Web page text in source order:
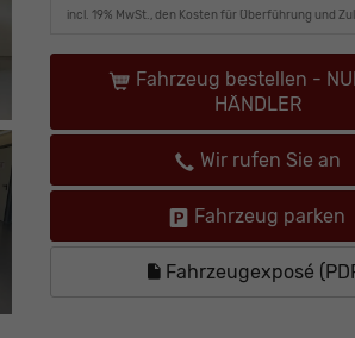
incl. 19% MwSt., den Kosten für Überführung und
Fahrzeug bestellen -
HÄNDLER
Wir rufen Sie an
Fahrzeug parken
Fahrzeugexposé